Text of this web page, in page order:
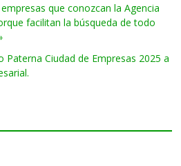
que conozcan la Agencia
facilitan la búsqueda de todo
Paterna Ciudad de Empresas 2025 a